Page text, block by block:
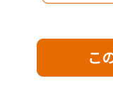
この